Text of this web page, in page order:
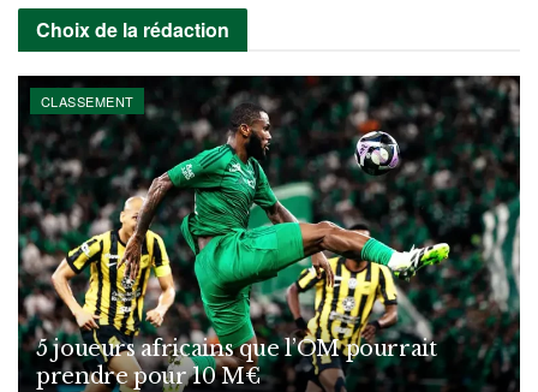
Choix de la rédaction
CLASSEMENT
5 joueurs africains que l’OM pourrait
prendre pour 10 M€